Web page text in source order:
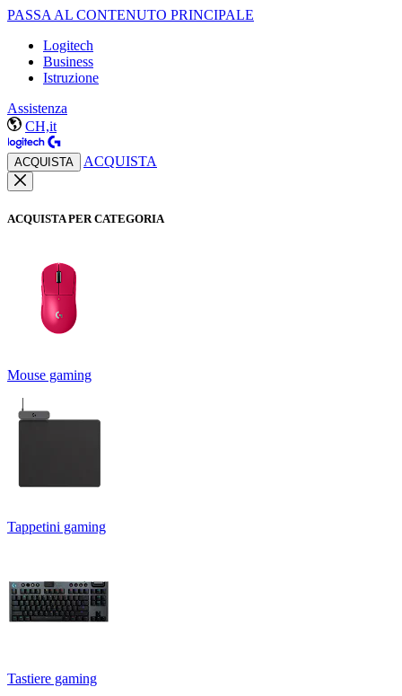
PASSA AL CONTENUTO PRINCIPALE
Logitech
Business
Istruzione
Assistenza
CH,it
ACQUISTA ACQUISTA
ACQUISTA PER CATEGORIA
Mouse gaming
Tappetini gaming
Tastiere gaming